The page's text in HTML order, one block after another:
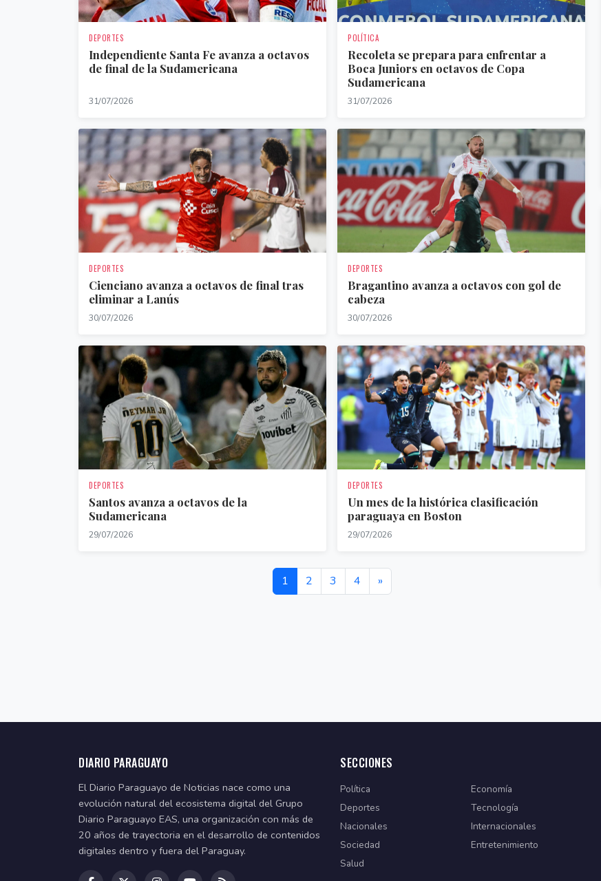
DEPORTES
Independiente Santa Fe avanza a octavos
de final de la Sudamericana
31/07/2026
POLÍTICA
Recoleta se prepara para enfrentar a
Boca Juniors en octavos de Copa
Sudamericana
31/07/2026
DEPORTES
Cienciano avanza a octavos de final tras
eliminar a Lanús
30/07/2026
DEPORTES
Bragantino avanza a octavos con gol de
cabeza
30/07/2026
DEPORTES
Santos avanza a octavos de la
Sudamericana
29/07/2026
DEPORTES
Un mes de la histórica clasificación
paraguaya en Boston
29/07/2026
1 2 3 4 »
DIARIO PARAGUAYO
El Diario Paraguayo de Noticias nace como una
evolución natural del ecosistema digital del Grupo
Diario Paraguayo EAS, una organización con más de
20 años de trayectoria en el desarrollo de contenidos
digitales dentro y fuera del Paraguay.
SECCIONES
Política
Economía
Deportes
Tecnología
Nacionales
Internacionales
Sociedad
Entretenimiento
Salud